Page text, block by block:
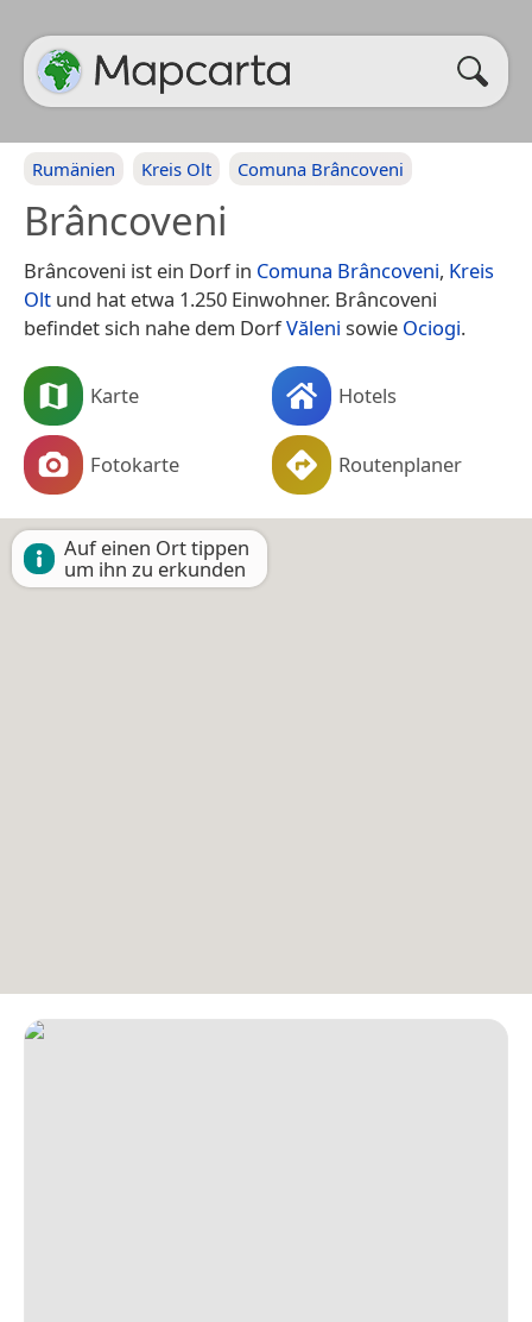
Rumänien Kreis Olt Comuna Brâncoveni
Brâncoveni
Brâncoveni ist ein Dorf in Comuna Brâncoveni, Kreis
Olt und hat etwa 1.250 Einwohner. Brâncoveni
befindet sich nahe dem DorfVăleni sowie Ociogi.
Karte Hotels
Fotokarte Routenplaner
Auf einen Ort tippen
um ihn zu erkunden